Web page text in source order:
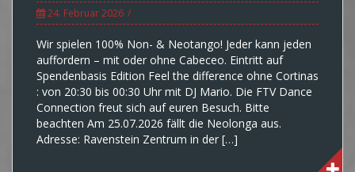
24. Februar 2026
Wir spielen 100% Non- & Neotango! Jeder kann jeden
auffordern – mit oder ohne Cabeceo. Eintritt auf
Spendenbasis Edition Feel the difference ohne Cortinas
: von 20:30 bis 00:30 Uhr mit DJ Mario. Die FTV Dance
Connection freut sich auf euren Besuch. Bitte
beachten Am 25.07.2026 fällt die Neolonga aus.
Adresse: Ravenstein Zentrum in der […]